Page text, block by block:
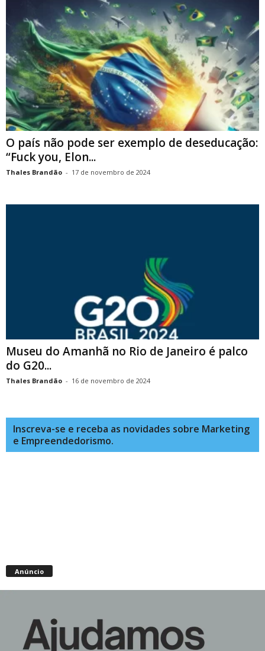
O país não pode ser exemplo de deseducação:
“Fuck you, Elon...
Thales Brandão - 17 de novembro de 2024
Museu do Amanhã no Rio de Janeiro é palco
do G20...
Thales Brandão - 16 de novembro de 2024
Inscreva-se e receba as novidades sobre Marketing
e Empreendedorismo.
Anúncio